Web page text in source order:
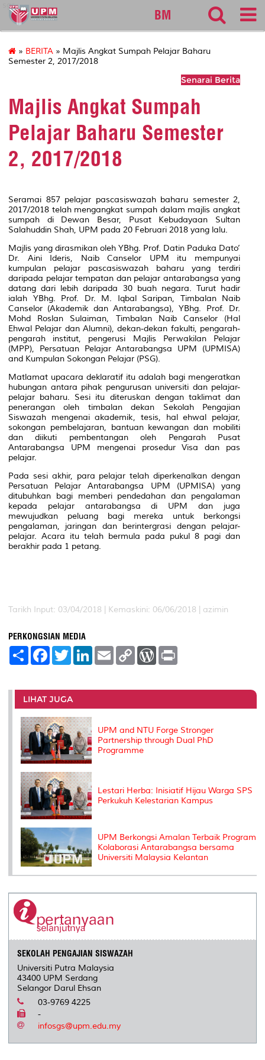
sgs
BM
» BERITA » Majlis Angkat Sumpah Pelajar Baharu
Semester 2, 2017/2018
Senarai Berita
Majlis Angkat Sumpah
Pelajar Baharu Semester
2, 2017/2018
Seramai 857 pelajar pascasiswazah baharu semester 2,
2017/2018 telah mengangkat sumpah dalam majlis angkat
sumpah di Dewan Besar, Pusat Kebudayaan Sultan
Salahuddin Shah, UPM pada 20 Februari 2018 yang lalu.
Majlis yang dirasmikan oleh YBhg. Prof. Datin Paduka Dato’
Dr. Aini Ideris, Naib Canselor UPM itu mempunyai
kumpulan pelajar pascasiswazah baharu yang terdiri
daripada pelajar tempatan dan pelajar antarabangsa yang
datang dari lebih daripada 30 buah negara. Turut hadir
ialah YBhg. Prof. Dr. M. Iqbal Saripan, Timbalan Naib
Canselor (Akademik dan Antarabangsa), YBhg. Prof. Dr.
Mohd Roslan Sulaiman, Timbalan Naib Canselor (Hal
Ehwal Pelajar dan Alumni), dekan-dekan fakulti, pengarah-
pengarah institut, pengerusi Majlis Perwakilan Pelajar
(MPP), Persatuan Pelajar Antarabangsa UPM (UPMISA)
and Kumpulan Sokongan Pelajar (PSG).
Matlamat upacara deklaratif itu adalah bagi mengeratkan
hubungan antara pihak pengurusan universiti dan pelajar-
pelajar baharu. Sesi itu diteruskan dengan taklimat dan
penerangan oleh timbalan dekan Sekolah Pengajian
Siswazah mengenai akademik, tesis, hal ehwal pelajar,
sokongan pembelajaran, bantuan kewangan dan mobiliti
dan diikuti pembentangan oleh Pengarah Pusat
Antarabangsa UPM mengenai prosedur Visa dan pas
pelajar.
Pada sesi akhir, para pelajar telah diperkenalkan dengan
Persatuan Pelajar Antarabangsa UPM (UPMISA) yang
ditubuhkan bagi memberi pendedahan dan pengalaman
kepada pelajar antarabangsa di UPM dan juga
mewujudkan peluang bagi mereka untuk berkongsi
pengalaman, jaringan dan berintergrasi dengan pelajar-
pelajar. Acara itu telah bermula pada pukul 8 pagi dan
berakhir pada 1 petang.
Tarikh Input: 03/04/2018 | Kemaskini: 06/06/2018 | azimin
PERKONGSIAN MEDIA
S
e
F
a
b
o
o
k
T
w
t
e
r
L
e
I
E
m
l
C
L
n
W
P
e
s
t
LIHAT JUGA
UPM and NTU Forge Stronger
Partnership through Dual PhD
Programme
Lestari Herba: Inisiatif Hijau Warga SPS
Perkukuh Kelestarian Kampus
UPM Berkongsi Amalan Terbaik Program
Kolaborasi Antarabangsa bersama
Universiti Malaysia Kelantan
SEKOLAH PENGAJIAN SISWAZAH
Universiti Putra Malaysia
43400 UPM Serdang
Selangor Darul Ehsan
03-9769 4225
-
infosgs@upm.edu.my